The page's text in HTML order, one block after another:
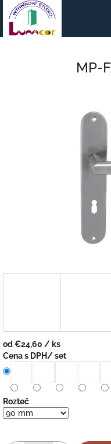
Prejsť
obsah
MP-
od€24,60 / ks
Jednotková
cena:
Cena s DPH/ set
Rozteč